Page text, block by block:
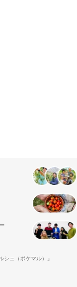
シェ（ポケマル）』